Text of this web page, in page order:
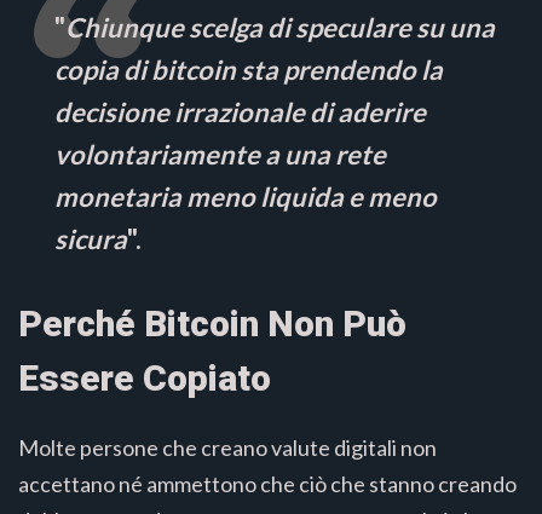
"Chiunque scelga di speculare su una
copia di bitcoin sta prendendo la
decisione irrazionale di aderire
volontariamente a una rete
monetaria meno liquida e meno
sicura".
Perché Bitcoin Non Può
Essere Copiato
Molte persone che creano valute digitali non
accettano né ammettono che ciò che stanno creando